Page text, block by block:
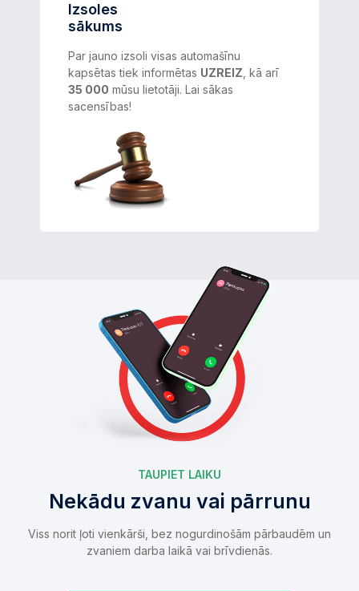
Izsoles
sākums
Par jauno izsoli visas automašīnu
kapsētas tiek informētas UZREIZ , kā arī
35 000 mūsu lietotāji. Lai sākas
sacensības!
TAUPIET LAIKU
Nekādu zvanu vai pārrunu
Viss norit ļoti vienkārši, bez nogurdinošām pārbaudēm un
zvaniem darba laikā vai brīvdienās.